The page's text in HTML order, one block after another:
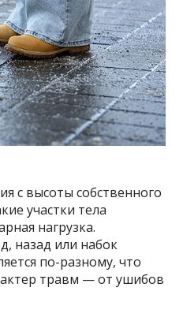
с высоты собственного
участки тела
нагрузка.
назад или набок
по-разному, что
травм — от ушибов